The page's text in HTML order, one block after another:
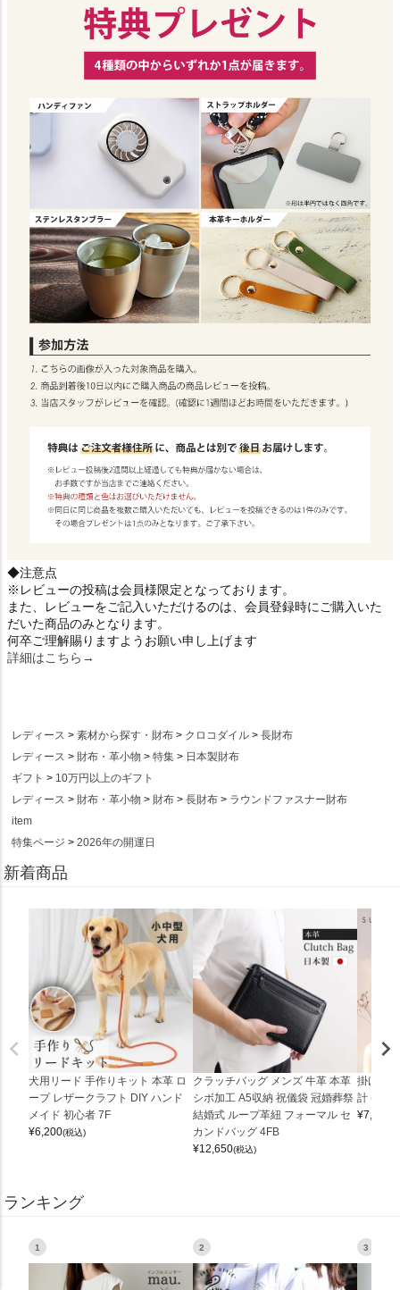
◆注意点
※レビューの投稿は会員様限定となっております。
また、レビューをご記入いただけるのは、会員登録時にご購入いた
だいた商品のみとなります。
何卒ご理解賜りますようお願い申し上げます
詳細はこちら→
レディース 素材から探す・財布 クロコダイル
長財布
レディース
財布・革小物 特集
日本製財布
ギフト
10万円以上のギフト
レディース
財布・革小物 財布 長財布
ラウンドファスナー財布
item
特集ページ
2026年の開運日
新着商品
犬用リード 手作りキット 本革 ロ
ープ レザークラフト DIY ハンド
メイド 初心者 7F
¥6,200(税込)
クラッチバッグ メンズ 牛革 本革
シボ加工 A5収納 祝儀袋 冠婚葬祭
結婚式 ループ革紐 フォーマル セ
カンドバッグ 4FB
¥12,650(税込)
掛け時
計
¥7,150
ランキング
1 2 3